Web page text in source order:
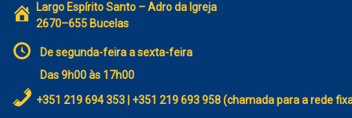
Largo Espírito Santo – Adro da Igreja
2670–655 Bucelas
De segunda-feira a sexta-feira
Das 9h00 às 17h00
+351 219 694 353 | +351 219 693 958 (chamada para a rede